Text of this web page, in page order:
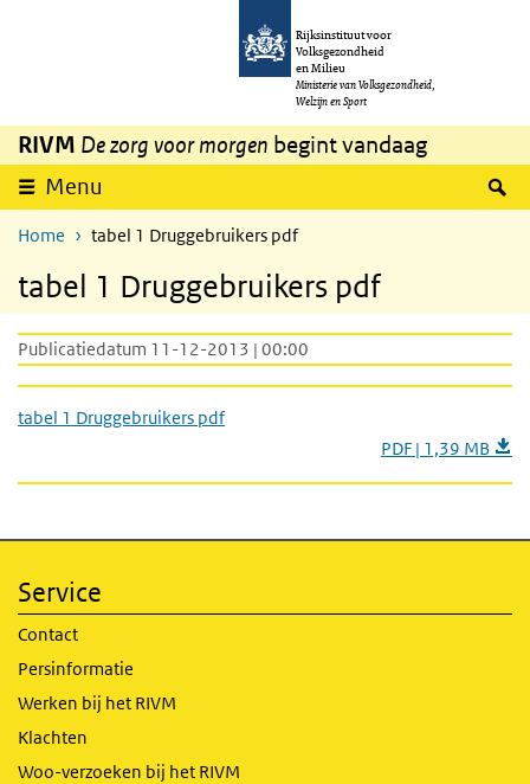
Overslaan en naar de inhoud gaan
Rijksinstituut voor
Volksgezondheid
en Milieu
Ministerie van Volksgezondheid,
Welzijn en Sport
RIVM De zorg voor morgen begint vandaag
Menu
Home tabel 1 Druggebruikers pdf
tabel 1 Druggebruikers pdf
Publicatiedatum 11-12-2013 | 00:00
tabel 1 Druggebruikers pdf
PDF | 1,39 MB
Service
Contact
Persinformatie
Werken bij het RIVM
Klachten
Woo-verzoeken bij het RIVM